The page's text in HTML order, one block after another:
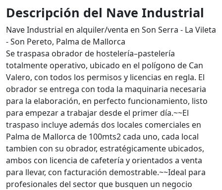
Descripción del Nave Industrial
Nave Industrial en alquiler/venta en Son Serra - La Vileta
- Son Pereto, Palma de Mallorca
Se traspasa obrador de hostelería–pastelería
totalmente operativo, ubicado en el polígono de Can
Valero, con todos los permisos y licencias en regla. El
obrador se entrega con toda la maquinaria necesaria
para la elaboración, en perfecto funcionamiento, listo
para empezar a trabajar desde el primer día.~~El
traspaso incluye además dos locales comerciales en
Palma de Mallorca de 100mts2 cada uno, cada local
tambien con su obrador, estratégicamente ubicados,
ambos con licencia de cafetería y orientados a venta
para llevar, con facturación demostrable.~~Ideal para
profesionales del sector que busquen un negocio